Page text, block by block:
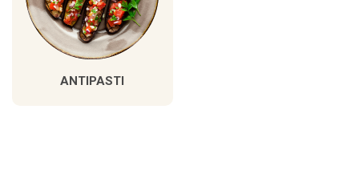
ANTIPASTI